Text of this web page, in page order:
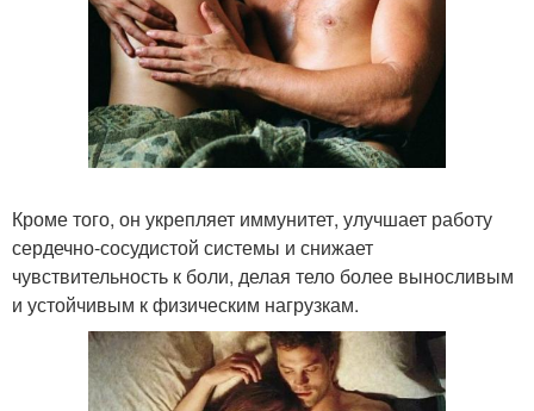
Кроме того, он укрепляет иммунитет, улучшает работу
сердечно-сосудистой системы и снижает
чувствительность к боли, делая тело более выносливым
и устойчивым к физическим нагрузкам.